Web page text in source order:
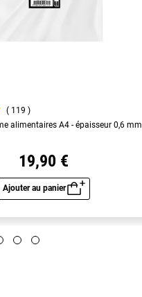
119
alimentaires A4 - épaisseur 0,6 mm
19,90 €
Ajouter au panier
Aperçu rapide